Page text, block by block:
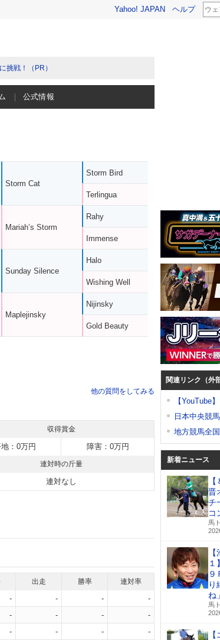
Yahoo! JAPAN ヘルプ
挑戦！（PR）
公式情報
Storm Cat
Mariah’s Storm
Sunday Silence
Maplejinsky
Storm Bird
Terlingua
Rahy
Immense
Halo
Wishing Well
Nijinsky
Gold Beauty
他の質問をしてみる
収得賞金
：0万円 障害：0万円
連対時の斤量
連対なし
出走 勝率 連対率
- - -
-
- - -
-
- - -
-
関連リンク（外部
【YouTube
日本中央競
地方競馬全
新着ニュース
晋
チ
コ
馬
９
り
ね」
馬